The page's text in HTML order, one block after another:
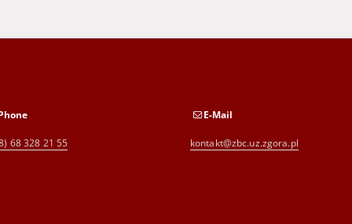
68 328 21 55
E-Mail
kontakt@zbc.uz.zgora.pl